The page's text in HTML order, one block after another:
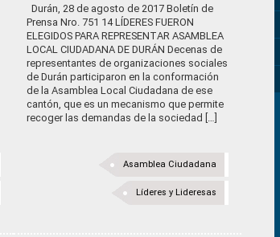
Durán, 28 de agosto de 2017 Boletín de
Prensa Nro. 751 14 LÍDERES FUERON
ELEGIDOS PARA REPRESENTAR ASAMBLEA
LOCAL CIUDADANA DE DURÁN Decenas de
representantes de organizaciones sociales
de Durán participaron en la conformación
de la Asamblea Local Ciudadana de ese
cantón, que es un mecanismo que permite
recoger las demandas de la sociedad […]
Asamblea Ciudadana
Líderes y Lideresas